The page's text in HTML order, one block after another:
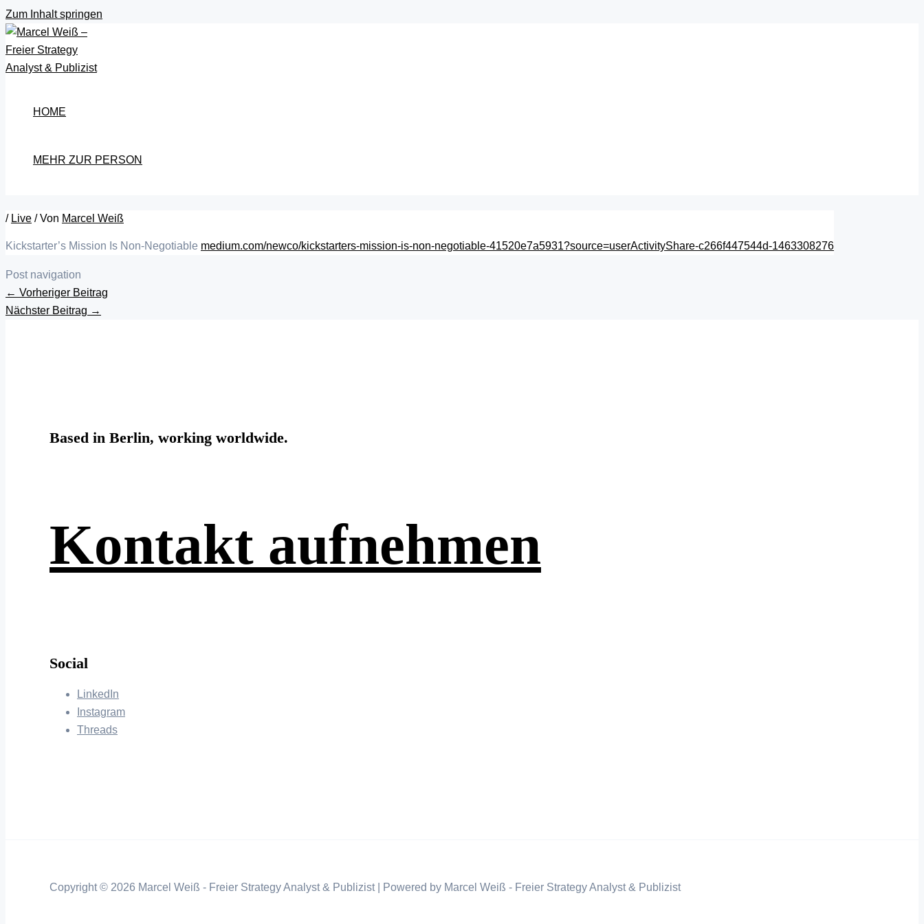
Zum Inhalt springen
HOME
MEHR ZUR PERSON
/ Live / Von Marcel Weiß
Kickstarter’s Mission Is Non-Negotiable medium.com/newco/kickstarters-mission-is-non-negotiable-41520e7a5931?source=userActivityShare-c266f447544d-1463308276
Post navigation
← Vorheriger Beitrag
Nächster Beitrag →
Based in Berlin, working worldwide.
Kontakt aufnehmen
Social
LinkedIn
Instagram
Threads
Copyright © 2026 Marcel Weiß - Freier Strategy Analyst & Publizist | Powered by Marcel Weiß - Freier Strategy Analyst & Publizist